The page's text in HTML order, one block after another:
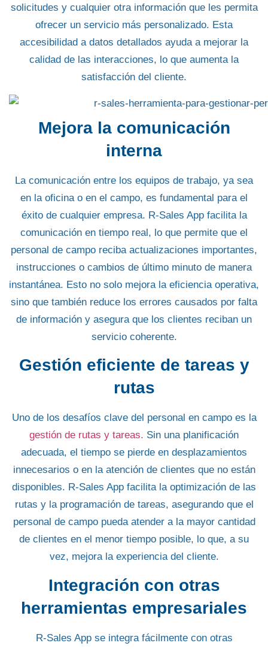
solicitudes y cualquier otra información que les permita
ofrecer un servicio más personalizado. Esta
accesibilidad a datos detallados ayuda a mejorar la
calidad de las interacciones, lo que aumenta la
satisfacción del cliente.
Mejora la comunicación
interna
La comunicación entre los equipos de trabajo, ya sea
en la oficina o en el campo, es fundamental para el
éxito de cualquier empresa. R-Sales Appfacilita la
comunicación en tiempo real, lo que permite que el
personal de campo reciba actualizaciones importantes,
instrucciones o cambios de último minuto de manera
instantánea. Esto no solo mejora la eficiencia operativa,
sino que también reduce los errores causados ​​por falta
de información y asegura que los clientes reciban un
servicio coherente.
Gestión eficiente de tareas y
rutas
Uno de los desafíos clave del personal en campo es la
gestión de rutas y tareas. Sin una planificación
adecuada, el tiempo se pierde en desplazamientos
innecesarios o en la atención de clientes que no están
disponibles. R-Sales App facilita la optimización de las
rutas y la programación de tareas, asegurando que el
personal de campo pueda atender a la mayor cantidad
de clientes en el menor tiempo posible, lo que, a su
vez, mejora la experiencia del cliente.
Integración con otras
herramientas empresariales
R-Sales App se integra fácilmente con otras